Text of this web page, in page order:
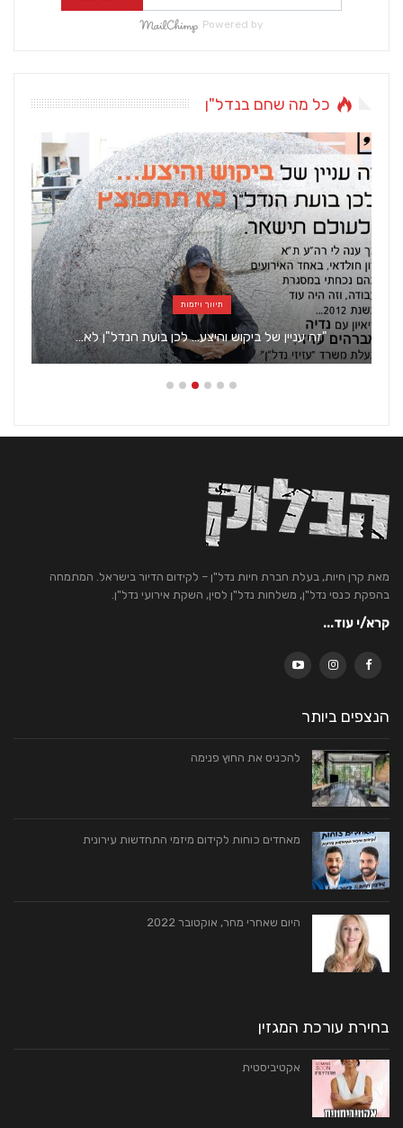
Powered by
כל מה שחם בנדל"ן
תיווך ויזמות
10 שלבים לקניית דירה
מאת קרן חיות, בעלת חברת חיות נדל"ן – לקידום הדיור בישראל. המתמחה
בהפקת כנסי נדל"ן, משלחות נדל"ן לסין, השקת אירועי נדל"ן.
קרא/י עוד...
הנצפים ביותר
להכניס את החוץ פנימה
מאחדים כוחות לקידום מיזמי התחדשות עירונית
היום שאחרי מחר, אוקטובר 2022
בחירת עורכת המגזין
אקטיביסטית